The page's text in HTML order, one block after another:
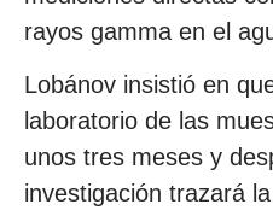
rayos gamma en el
Lobánov insistió en
laboratorio de las
unos tres meses y
investigación trazará